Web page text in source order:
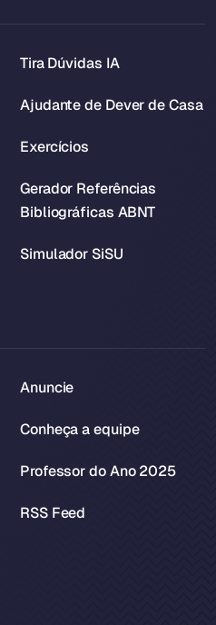
Tira Dúvidas IA
Ajudante de Dever de Casa
Exercícios
Gerador Referências
Bibliográficas ABNT
Simulador SiSU
Anuncie
Conheça a equipe
Professor do Ano 2025
RSS Feed